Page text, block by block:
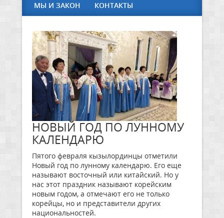
МЫ И ЗАКОН КОНТАКТЫ
НОВЫЙ ГОД ПО ЛУННОМУ
КАЛЕНДАРЮ
Пятого февраля кызылординцы отметили
Новый год по лунному календарю. Его еще
называют восточный или китайский. Но у
нас этот праздник называют корейским
новым годом, а отмечают его не только
корейцы, но и представители других
национальностей.